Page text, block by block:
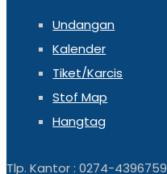
Undangan
Kalender
Tiket/Karcis
Stof Map
Hangtag
Tlp. Kantor : 0274-4396759